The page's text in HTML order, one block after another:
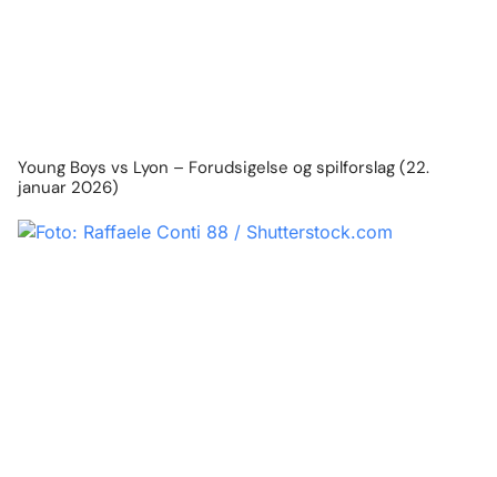
Young Boys vs Lyon – Forudsigelse og spilforslag (22.
januar 2026)